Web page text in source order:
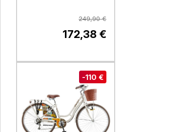
249,90 €
172,38 €
-110 €